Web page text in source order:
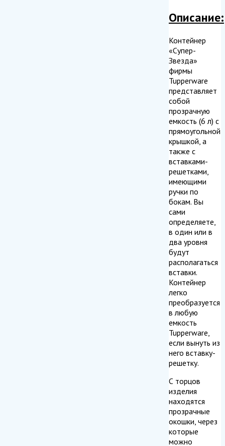
Описание:
Контейнер
«Супер-
Звезда»
фирмы
Tupperware
представляет
собой
прозрачную
емкость (6 л) с
прямоугольной
крышкой, а
также с
вставками-
решетками,
имеющими
ручки по
бокам. Вы
сами
определяете,
в один или в
два уровня
будут
располагаться
вставки.
Контейнер
легко
преобразуется
в любую
емкость
Tupperware,
если вынуть из
него вставку-
решетку.
С торцов
изделия
находятся
прозрачные
окошки, через
которые
можно